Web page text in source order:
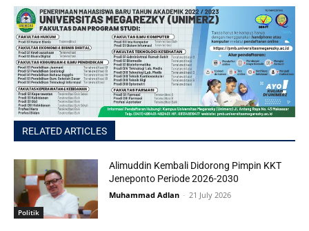
RELATED ARTICLES
Politik
Alimuddin Kembali Didorong Pimpin KKT
Jeneponto Periode 2026-2030
Muhammad Adlan - 21 July 2026